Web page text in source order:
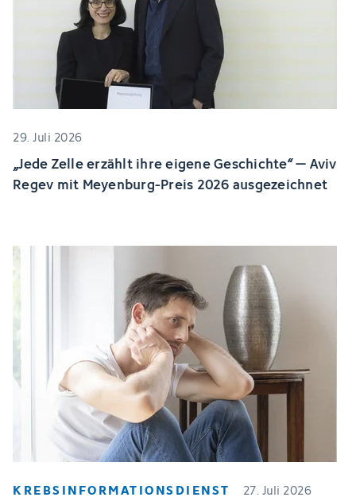
29. Juli 2026
„Jede Zelle erzählt ihre eigene Geschichte“ – Aviv
Regev mit Meyenburg-Preis 2026 ausgezeichnet
KREBSINFORMATIONSDIENST 27. Juli 2026